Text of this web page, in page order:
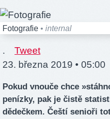
Fotografie • internal
.
Tweet
23. března 2019 • 05:00
Pokud vnouče chce
penízky, pak je čistě
dědečkem. Čeští senioři